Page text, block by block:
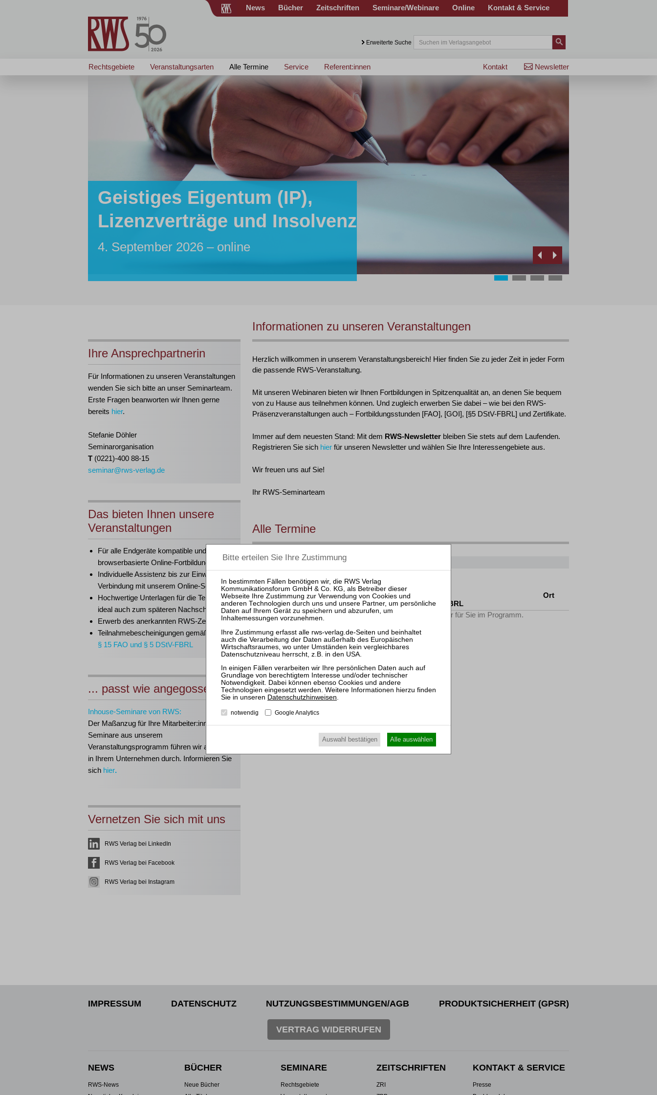
News Bücher Zeitschriften Seminare/Webinare Online Kontakt & Service
Erweiterte Suche
Rechtsgebiete Veranstaltungsarten Alle Termine Service Referent:innen Newsletter
Kontakt
Geistiges Eigentum (IP),
Lizenzverträge und Insolvenz
4. September 2026 – online
Zertifizierte/r
Sachbearbeiter:in
Insolvenztabelle
21. bis 23. September 2026 in Köln
Zertifizierte/r
Insolvenzassistent:in
7. bis 12. Oktober 2026 online
... passt wie angegossen!
Inhouse-Seminare von RWS:
Maßgeschneidert für Ihre Mitarbeiter:innen!
Ihre Ansprechpartnerin
Für Informationen zu unseren Veranstaltungen
wenden Sie sich bitte an unser Seminarteam.
Erste Fragen beanworten wir Ihnen gerne
bereits hier.
Stefanie Döhler
Seminarorganisation
T (0221)-400 88-15
seminar@rws-verlag.de
Das bieten Ihnen unsere
Veranstaltungen
Für alle Endgeräte kompatible und
browserbasierte Online-Fortbildungen
Individuelle Assistenz bis zur Einwahl und
Verbindung mit unserem Online-Seminar
Hochwertige Unterlagen für die Teilnahme,
ideal auch zum späteren Nachschlagen
Erwerb des anerkannten RWS-Zertifikats
Teilnahmebescheinigungen gemäß
GOI,
§ 15 FAO und § 5 DStV-FBRL
... passt wie angegossen!
Inhouse-Seminare von RWS:
Der Maßanzug für Ihre Mitarbeiter:innen!Alle
Seminare aus unserem
Veranstaltungsprogramm führen wir auch direkt
in Ihrem Unternehmen durch. Informieren Sie
sich hier.
Vernetzen Sie sich mit uns
RWS Verlag bei LinkedIn
RWS Verlag bei Facebook
RWS Verlag bei Instagram
Informationen zu unseren Veranstaltungen
Herzlich willkommen in unserem Veranstaltungsbereich! Hier finden Sie zu jeder Zeit in jeder Form
die passende RWS-Veranstaltung.
Mit unseren Webinaren bieten wir Ihnen Fortbildungen in Spitzenqualität an, an denen Sie bequem
von zu Hause aus teilnehmen können. Und zugleich erwerben Sie dabei – wie bei den RWS-
Präsenzveranstaltungen auch – Fortbildungsstunden [FAO], [GOI], [§5 DStV-FBRL] und Zertifikate.
Immer auf dem neuesten Stand: Mit dem RWS-Newsletter bleiben Sie stets auf dem Laufenden.
Registrieren Sie sich hier für unseren Newsletter und wählen Sie Ihre Interessengebiete aus.
Wir freuen uns auf Sie!
Ihr RWS-Seminarteam
Alle Termine
Filtern nach: Steuerrecht
Datum Veranstaltung
§ 5 DStV-FBRL
Ort
Leider haben wir derzeit keine Veranstaltungen zu diesem Filter für Sie im Programm.
IMPRESSUM DATENSCHUTZ NUTZUNGSBESTIMMUNGEN/AGB PRODUKTSICHERHEIT (GPSR)
VERTRAG WIDERRUFEN
NEWS
RWS-News
BÜCHER
Neue Bücher
SEMINARE
Rechtsgebiete
ZEITSCHRIFTEN
ZRI
KONTAKT & SERVICE
Presse
Datenschutzhinweisen.
notwendig Google Analytics
Auswahl bestätigen Alle auswählen